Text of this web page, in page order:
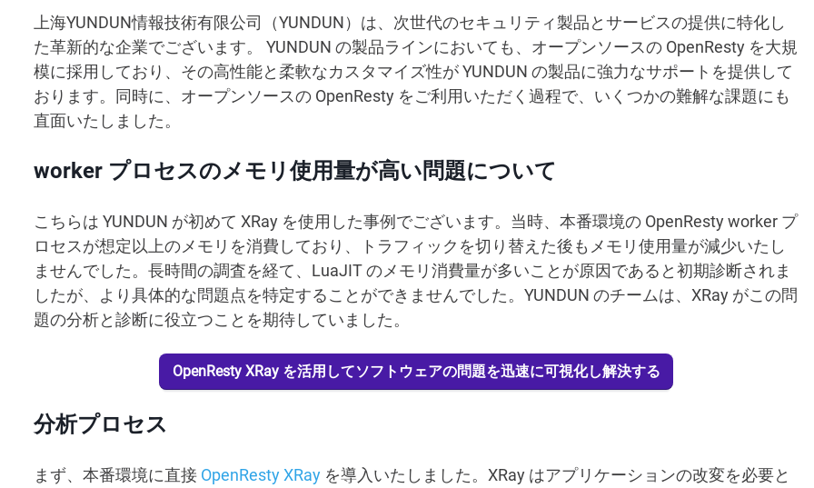
上海YUNDUN情報技術有限公司（YUNDUN）は、次世代のセキュリティ製品とサービスの提供に特化し
た革新的な企業でございます。 YUNDUN の製品ラインにおいても、オープンソースの OpenResty を大規
模に採用しており、その高性能と柔軟なカスタマイズ性が YUNDUN の製品に強力なサポートを提供して
おります。同時に、オープンソースの OpenResty をご利用いただく過程で、いくつかの難解な課題にも
直面いたしました。
worker プロセスのメモリ使用量が高い問題について
こちらは YUNDUN が初めて XRay を使用した事例でございます。当時、本番環境の OpenResty worker プ
ロセスが想定以上のメモリを消費しており、トラフィックを切り替えた後もメモリ使用量が減少いたし
ませんでした。長時間の調査を経て、LuaJIT のメモリ消費量が多いことが原因であると初期診断されま
したが、より具体的な問題点を特定することができませんでした。YUNDUN のチームは、XRay がこの問
題の分析と診断に役立つことを期待していました。
OpenResty XRay を活用してソフトウェアの問題を迅速に可視化し解決する
分析プロセス
まず、本番環境に直接 OpenResty XRay を導入いたしました。XRay はアプリケーションの改変を必要と